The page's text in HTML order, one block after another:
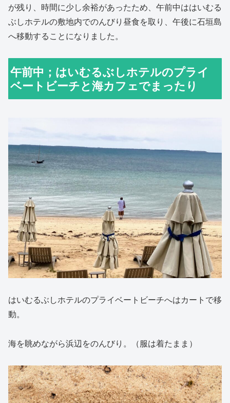
が残り、時間に少し余裕があったため、午前中ははいむる
ぶしホテルの敷地内でのんびり昼食を取り、午後に石垣島
へ移動することになりました。
午前中；はいむるぶしホテルのプライ
ベートビーチと海カフェでまったり
はいむるぶしホテルのプライベートビーチへはカートで移
動。
海を眺めながら浜辺をのんびり。（服は着たまま）